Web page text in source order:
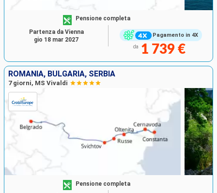
Pagamento in 4X
Pensione completa
da 1 739 €
Partenza da Vienna
gio 18 mar 2027
ROMANIA, BULGARIA, SERBIA
7 giorni, MS Vivaldi
Pensione completa